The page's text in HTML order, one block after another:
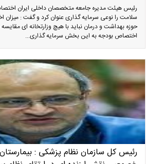
رئیس هیئت مدیره جامعه متخصصان داخلی ایران
سلامت را نوعی سرمایه گذاری عنوان کرد و گفت :
حوزه بهداشت و درمان نباید با هیچ وزارتخانه ای
اختصاص بودجه به این بخش سرمایه گذاری...
رئیس کل سازمان نظام پزشکی :